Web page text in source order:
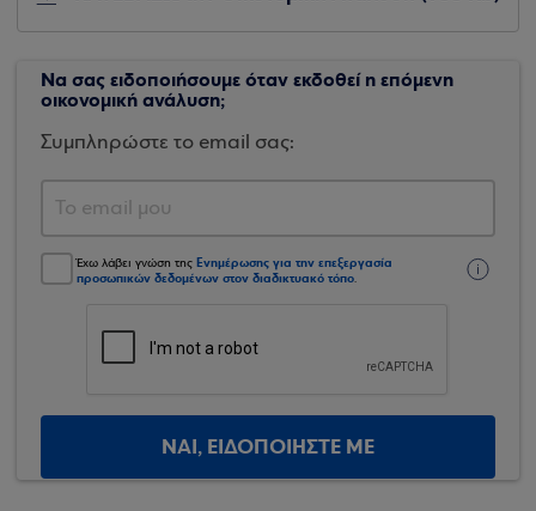
Να σας ειδοποιήσουμε όταν εκδοθεί η επόμενη
οικονομική ανάλυση;
Συμπληρώστε το email σας:
Έχω λάβει γνώση της Ενημέρωσης για την επεξεργασία
προσωπικών δεδομένων στον διαδικτυακό τόπο.
ΝΑΙ, ΕΙΔΟΠΟΙΗΣΤΕ ΜΕ